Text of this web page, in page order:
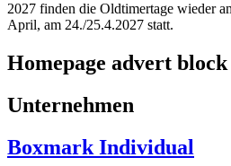
2027 finden die Oldtimertage wieder
April, am 24./25.4.2027 statt.
Homepage advert block
Unternehmen
Boxmark Individual